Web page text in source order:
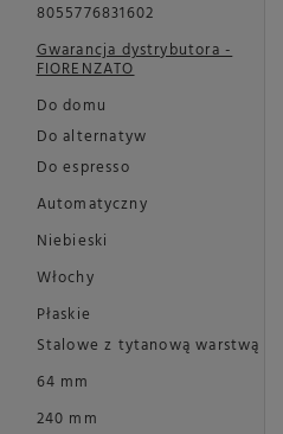
8055776831602
Gwarancja dystrybutora -
FIORENZATO
Do domu
Do alternatyw
Do espresso
Automatyczny
Niebieski
Włochy
Płaskie
Stalowe z tytanową warstwą
64 mm
240 mm